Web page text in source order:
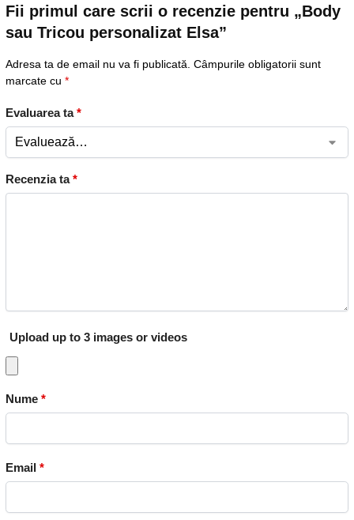
Fii primul care scrii o recenzie pentru „Body
sau Tricou personalizat Elsa”
Adresa ta de email nu va fi publicată. Câmpurile obligatorii sunt
marcate cu *
Evaluarea ta*
Recenzia ta*
Upload up to 3 images or videos
Nume *
Email *